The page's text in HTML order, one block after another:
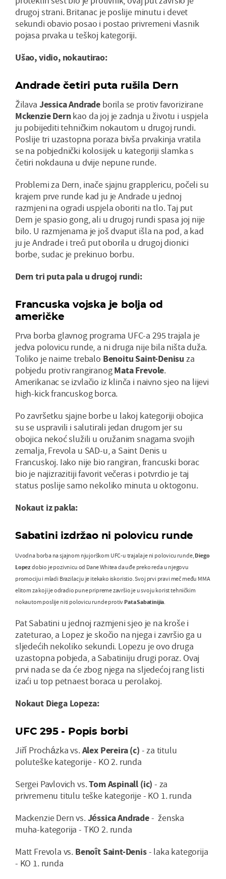
drugoj strani. Britanac je poslije minutu i devet
sekundi obavio posao i postao privremeni vlasnik
pojasa prvaka u teškoj kategoriji.
Ušao, vidio, nokautirao:
Andrade četiri puta rušila Dern
Žilava JessicaAndrade borila se protiv favorizirane
MckenzieDernkao da joj je zadnja u životu i uspjela
ju pobijediti tehničkim nokautom u drugoj rundi.
Poslije tri uzastopna poraza bivša prvakinja vratila
se na pobjednički kolosijek u kategoriji slamka s
četiri nokdauna u dvije nepune runde.
Problemi za Dern, inače sjajnu grapplericu, počeli su
krajem prve runde kad ju je Andrade u jednoj
razmjeni na ogradi uspjela oboriti na tlo. Taj put
Dern je spasio gong, ali u drugoj rundi spasa joj nije
bilo. U razmjenama je još dvaput išla na pod, a kad
ju je Andrade i treći put oborila u drugoj dionici
borbe, sudac je prekinuo borbu.
Dern tri puta pala u drugoj rundi:
Francuska vojska je bolja od
američke
Prva borba glavnog programa UFC-a 295 trajala je
jedva polovicu runde, a ni druga nije bila ništa duža.
Toliko je naime trebalo Benoitu Saint-Denisu za
pobjedu protiv rangiranogMata Frevole.
Amerikanac se izvlačio iz klinča i naivno sjeo na lijevi
high-kick francuskog borca.
Po završetku sjajne borbe u lakoj kategoriji obojica
su se uspravili i salutirali jedan drugom jer su
obojica nekoć služili u oružanim snagama svojih
zemalja, Frevola u SAD-u, a Saint Denis u
Francuskoj. Iako nije bio rangiran, francuski borac
bio je najizrazitiji favorit večeras i potvrdio je taj
status poslije samo nekoliko minuta u oktogonu.
Nokaut iz pakla:
Sabatini izdržao ni polovicu runde
Uvodna borba na sjajnom njujorškom UFC-u trajala je ni polovicu runde,Diego
Lopezdobio je pozivnicu od Dane Whitea da uđe preko reda u njegovu
promociju i mladi Brazilac ju je itekako iskoristio. Svoj prvi pravi meč među MMA
elitom za koji je odradio pune pripreme završio je u svoju korist tehničkim
nokautom poslije niti polovicu runde protiv PataSabatinijia.
Pat Sabatini u jednoj razmjeni sjeo je na kroše i
zateturao, a Lopez je skočio na njega i završio ga u
sljedećih nekoliko sekundi. Lopezu je ovo druga
uzastopna pobjeda, a Sabatiniju drugi poraz. Ovaj
prvi nada se da će zbog njega na sljedećoj rang listi
izaći u top petnaest boraca u perolakoj.
Nokaut Diega Lopeza:
UFC 295 - Popis borbi
Jiří Procházka vs.Alex Pereira (c) - za titulu
poluteške kategorije - KO 2. runda
Sergei Pavlovich vs.Tom Aspinall (ic) - za
privremenu titulu teške kategorije - KO 1. runda
Mackenzie Dern vs.Jéssica Andrade- ženska
muha-kategorija - TKO 2. runda
Matt Frevola vs. Benoît Saint-Denis- laka kategorija
- KO 1. runda